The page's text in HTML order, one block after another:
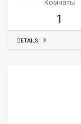
Комнаты
1
DETAILS